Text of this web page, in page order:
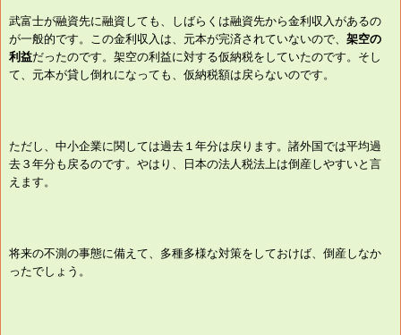
武富士が融資先に融資しても、しばらくは融資先から金利収入があるの
が一般的です。この金利収入は、元本が完済されていないので、 架空の
利益だったのです。架空の利益に対する仮納税をしていたのです。そし
て、元本が貸し倒れになっても、仮納税額は戻らないのです。
ただし、中小企業に関しては過去１年分は戻ります。諸外国では平均過
去３年分も戻るのです。やはり、日本の法人税法上は倒産しやすいと言
えます。
将来の不測の事態に備えて、多種多様な対策をしておけば、倒産しなか
ったでしょう。